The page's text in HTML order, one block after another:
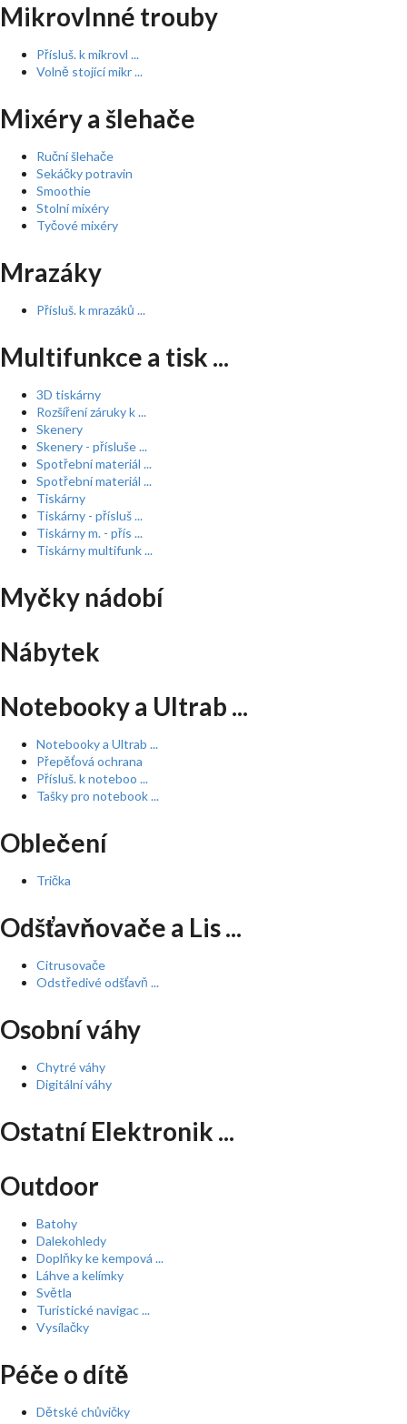
Mikrovlnné trouby
Přísluš. k mikrovl ...
Volně stojící mikr ...
Mixéry a šlehače
Ruční šlehače
Sekáčky potravin
Smoothie
Stolní mixéry
Tyčové mixéry
Mrazáky
Přísluš. k mrazáků ...
Multifunkce a tisk ...
3D tiskárny
Rozšíření záruky k ...
Skenery
Skenery - přísluše ...
Spotřební materiál ...
Spotřební materiál ...
Tiskárny
Tiskárny - přísluš ...
Tiskárny m. - přís ...
Tiskárny multifunk ...
Myčky nádobí
Nábytek
Notebooky a Ultrab ...
Notebooky a Ultrab ...
Přepěťová ochrana
Přísluš. k noteboo ...
Tašky pro notebook ...
Oblečení
Trička
Odšťavňovače a Lis ...
Citrusovače
Odstředivé odšťavň ...
Osobní váhy
Chytré váhy
Digitální váhy
Ostatní Elektronik ...
Outdoor
Batohy
Dalekohledy
Doplňky ke kempová ...
Láhve a kelímky
Světla
Turistické navigac ...
Vysílačky
Péče o dítě
Dětské chůvičky